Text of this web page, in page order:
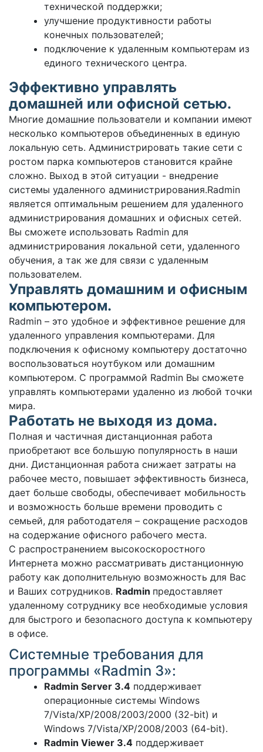
технической поддержки;
улучшение продуктивности работы
конечных пользователей;
подключение к удаленным компьютерам из
единого технического центра.
Эффективно управлять
домашней или офисной сетью.
Многие домашние пользователи и компании имеют
несколько компьютеров объединенных в единую
локальную сеть. Администрировать такие сети с
ростом парка компьютеров становится крайне
сложно. Выход в этой ситуации - внедрение
системы удаленного администрирования.Radmin
является оптимальным решением для удаленного
администрирования домашних и офисных сетей.
Вы сможете использовать Radmin для
администрирования локальной сети, удаленного
обучения, а так же для связи с удаленным
пользователем.
Управлять домашним и офисным
компьютером.
Radmin – это удобное и эффективное решение для
удаленного управления компьютерами. Для
подключения к офисному компьютеру достаточно
воспользоваться ноутбуком или домашним
компьютером. С программой Radmin Вы сможете
управлять компьютерами удаленно из любой точки
мира.
Работать не выходя из дома.
Полная и частичная дистанционная работа
приобретают все большую популярность в наши
дни. Дистанционная работа снижает затраты на
рабочее место, повышает эффективность бизнеса,
дает больше свободы, обеспечивает мобильность
и возможность больше времени проводить с
семьей, для работодателя – сокращение расходов
на содержание офисного рабочего места.
С распространением высокоскоростного
Интернета можно рассматривать дистанционную
работу как дополнительную возможность для Вас
и Ваших сотрудников. Radmin предоставляет
удаленному сотруднику все необходимые условия
для быстрого и безопасного доступа к компьютеру
в офисе.
Системные требования для
программы «Radmin 3»:
Radmin Server 3.4 поддерживает
операционные системы Windows
7/Vista/XP/2008/2003/2000 (32-bit) и
Windows 7/Vista/XP/2008/2003 (64-bit).
Radmin Viewer 3.4 поддерживает